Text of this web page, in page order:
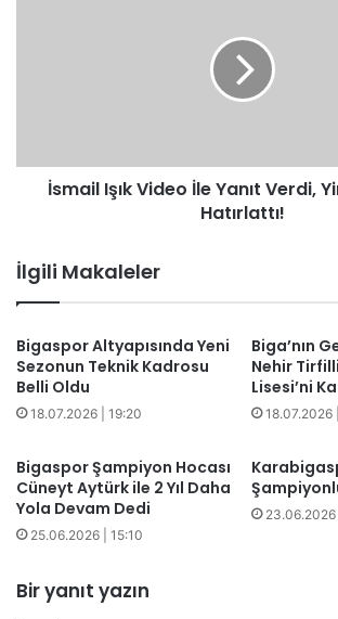
Hatırlattı!
İsmail Işık Video İle Yanıt Verdi,
Hatırlattı!
İlgili Makaleler
Bigaspor Altyapısında Yeni
Sezonun Teknik Kadrosu
Belli Oldu
18.07.2026 | 19:20
Biga’nın
Nehir
Lisesi’ni
18.07.2026
Bigaspor Şampiyon Hocası
Cüneyt Aytürk ile 2 Yıl Daha
Yola Devam Dedi
25.06.2026 | 15:10
Bir yanıt yazın